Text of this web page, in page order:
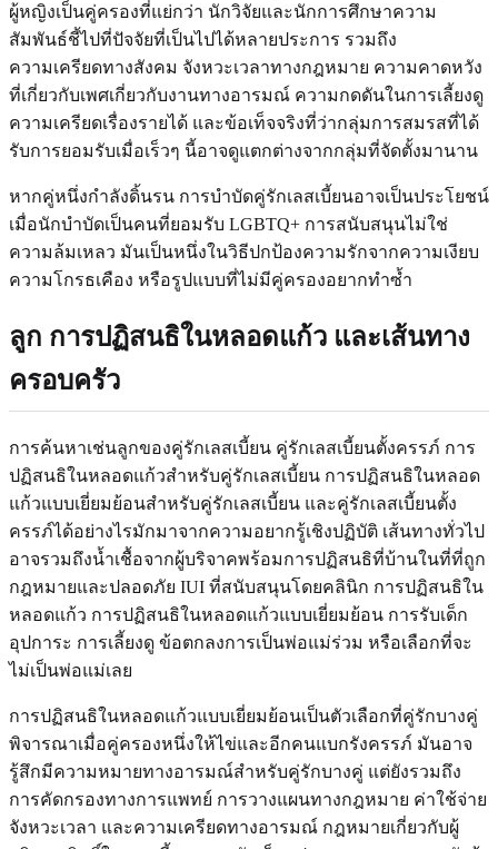
ผู้หญิงเป็นคู่ครองที่แย่กว่า นักวิจัยและนักการศึกษาความ
สัมพันธ์ชี้ไปที่ปัจจัยที่เป็นไปได้หลายประการ รวมถึง
ความเครียดทางสังคม จังหวะเวลาทางกฎหมาย ความคาดหวัง
ที่เกี่ยวกับเพศเกี่ยวกับงานทางอารมณ์ ความกดดันในการเลี้ยงดู
ความเครียดเรื่องรายได้ และข้อเท็จจริงที่ว่ากลุ่มการสมรสที่ได้
รับการยอมรับเมื่อเร็วๆ นี้อาจดูแตกต่างจากกลุ่มที่จัดตั้งมานาน
หากคู่หนึ่งกำลังดิ้นรน การบำบัดคู่รักเลสเบี้ยนอาจเป็นประโยชน์
เมื่อนักบำบัดเป็นคนที่ยอมรับ LGBTQ+ การสนับสนุนไม่ใช่
ความล้มเหลว มันเป็นหนึ่งในวิธีปกป้องความรักจากความเงียบ
ความโกรธเคือง หรือรูปแบบที่ไม่มีคู่ครองอยากทำซ้ำ
ลูก การปฏิสนธิในหลอดแก้ว และเส้นทาง
ครอบครัว
การค้นหาเช่นลูกของคู่รักเลสเบี้ยน คู่รักเลสเบี้ยนตั้งครรภ์ การ
ปฏิสนธิในหลอดแก้วสำหรับคู่รักเลสเบี้ยน การปฏิสนธิในหลอด
แก้วแบบเยี่ยมย้อนสำหรับคู่รักเลสเบี้ยน และคู่รักเลสเบี้ยนตั้ง
ครรภ์ได้อย่างไรมักมาจากความอยากรู้เชิงปฏิบัติ เส้นทางทั่วไป
อาจรวมถึงน้ำเชื้อจากผู้บริจาคพร้อมการปฏิสนธิที่บ้านในที่ที่ถูก
กฎหมายและปลอดภัย IUI ที่สนับสนุนโดยคลินิก การปฏิสนธิใน
หลอดแก้ว การปฏิสนธิในหลอดแก้วแบบเยี่ยมย้อน การรับเด็ก
อุปการะ การเลี้ยงดู ข้อตกลงการเป็นพ่อแม่ร่วม หรือเลือกที่จะ
ไม่เป็นพ่อแม่เลย
การปฏิสนธิในหลอดแก้วแบบเยี่ยมย้อนเป็นตัวเลือกที่คู่รักบางคู่
พิจารณาเมื่อคู่ครองหนึ่งให้ไข่และอีกคนแบกรังครรภ์ มันอาจ
รู้สึกมีความหมายทางอารมณ์สำหรับคู่รักบางคู่ แต่ยังรวมถึง
การคัดกรองทางการแพทย์ การวางแผนทางกฎหมาย ค่าใช้จ่าย
จังหวะเวลา และความเครียดทางอารมณ์ กฎหมายเกี่ยวกับผู้